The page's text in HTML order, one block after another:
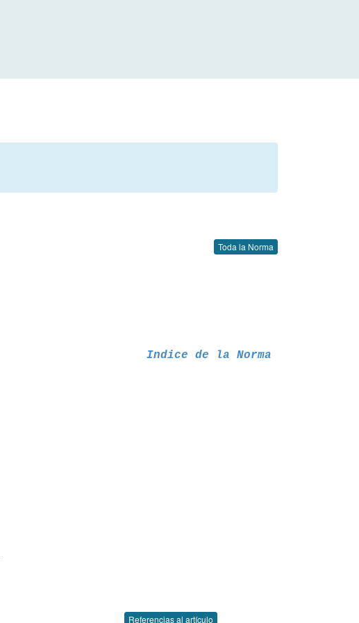
Toda la Norma
Indice de la Norma
Referencias al artículo